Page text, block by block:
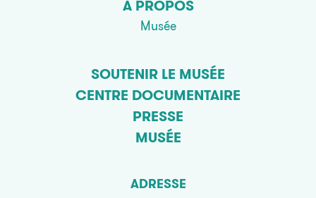
À PROPOS
Musée
SOUTENIR LE MUSÉE
CENTRE DOCUMENTAIRE
PRESSE
MUSÉE
ADRESSE